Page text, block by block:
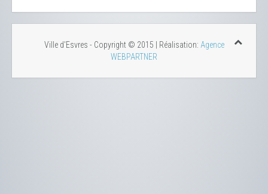
Ville d'Esvres - Copyright © 2015 | Réalisation: Agence
WEBPARTNER